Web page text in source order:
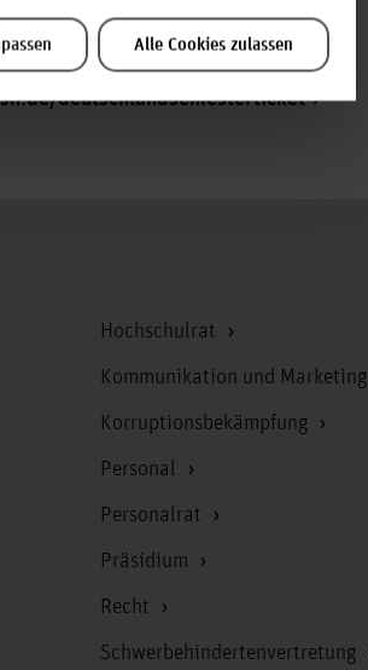
Alle Cookies zulassen
Sie bei der AStA der Hochschule
deutschlandsemesterticket
Hochschulrat
Kommunikation und Marketing
Korruptionsbekämpfung
Personal
Personalrat
Präsidium
Recht
Schwerbehindertenvertretung